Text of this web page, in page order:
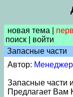
новая тема
поиск
войти
Запасные части
Автор:
Запасные части
Предлагает